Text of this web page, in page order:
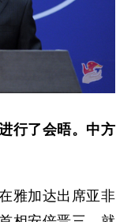
行了会晤。中方
雅加达出席亚非